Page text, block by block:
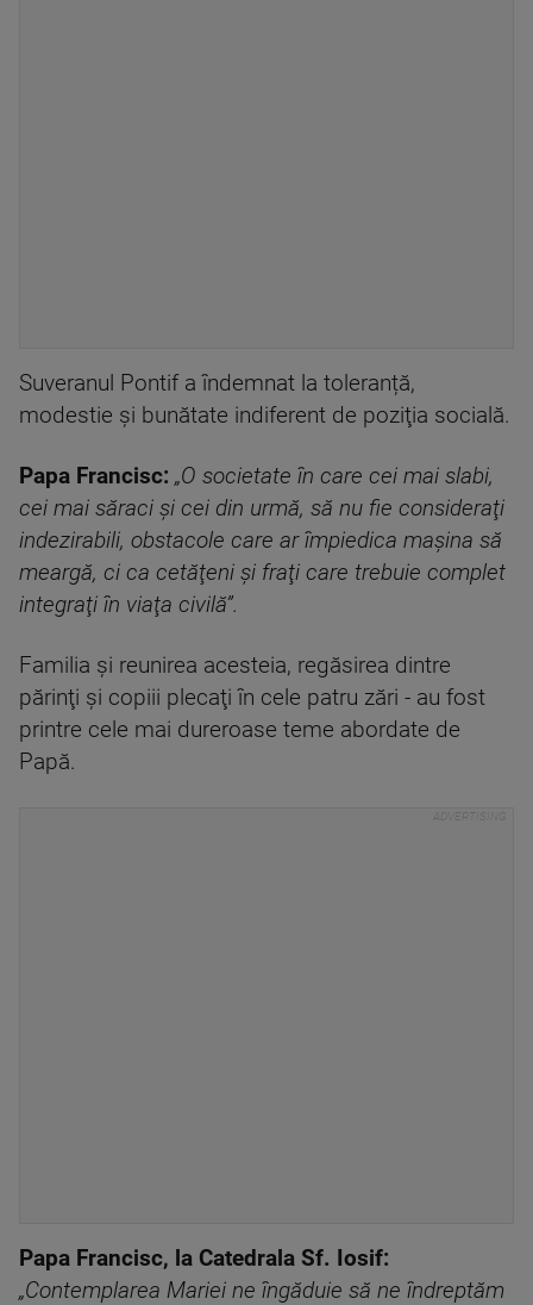
Suveranul Pontif a îndemnat la toleranță,
modestie şi bunătate indiferent de poziţia socială.
Papa Francisc: „O societate în care cei mai slabi,
cei mai săraci şi cei din urmă, să nu fie consideraţi
indezirabili, obstacole care ar împiedica maşina să
meargă, ci ca cetăţeni şi fraţi care trebuie complet
integraţi în viaţa civilă”.
Familia şi reunirea acesteia, regăsirea dintre
părinţi şi copiii plecaţi în cele patru zări - au fost
printre cele mai dureroase teme abordate de
Papă.
Papa Francisc, la Catedrala Sf. Iosif:
„Contemplarea Mariei ne îngăduie să ne îndreptăm